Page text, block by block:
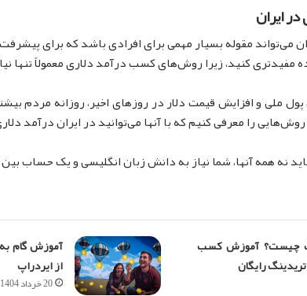
ایران
می‌تواند مقوله بسیار مهمی برای افرادی باشد که برای
مفیدتری کنید، زیرا روش‌های کسب درآمد دلاری معمولاً تنها
ملی و افزایش قیمت دلار در روزهای اخیر، روزانه مردم
را معرفی کنیم که با آنها می‌توانید در ایران درآمد
نه همه آنها، شما نیاز به دانش زبان انگلیسی و یک حساب بین
چیست؟ آموزش کسب
رایگان
آموزش گام
از ایردراپ
20 خرداد 1404